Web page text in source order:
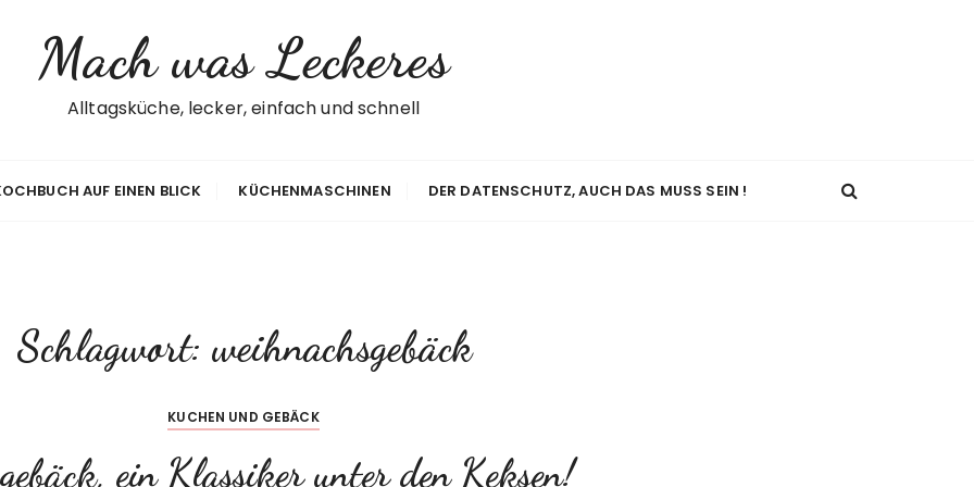
Mach was Leckeres
Alltagsküche, lecker, einfach und schnell
AUF EINEN BLICK KÜCHENMASCHINEN DER DATENSCHUTZ, AUCH DAS MUSS SEIN !
Schlagwort: weihnachsgebäck
KUCHEN UND GEBÄCK
ein Klassiker unter den Keksen!